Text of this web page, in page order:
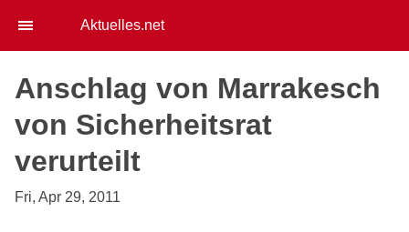
Aktuelles.net
Anschlag von Marrakesch
von Sicherheitsrat
verurteilt
Fri, Apr 29, 2011